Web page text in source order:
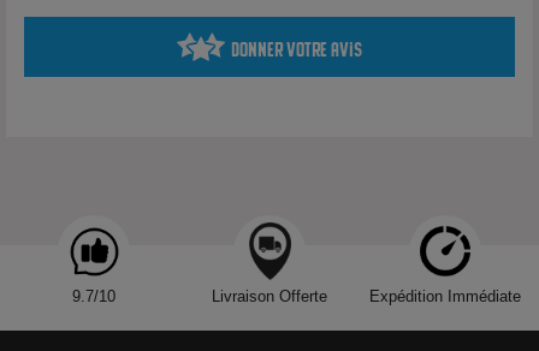
Dosages nicotine disponibles : 0, 3, 6, 10, 15, 18 mg/ml
Origine : fabriqué en France – gamme Evolution
Ratio 70/30 pour une restitution fine des saveurs et un hit
agréable
Large choix de dosages pour s’adapter à tous les niveaux de
dépendance
Donner votre avis
9.7/10 Livraison Offerte Expédition Immédiate